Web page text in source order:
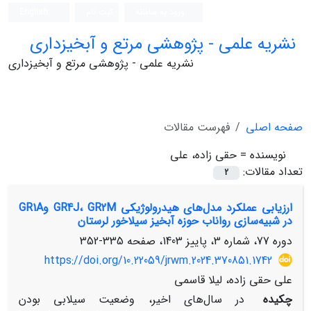
نشریه علمی - پژوهشی مرتع و آبخیزداری
نشریه علمی - پژوهشی مرتع و آبخیزداری
صفحه اصلی
فهرست مقالات
نویسنده = حقی زاده، علی
تعداد مقالات:
2
ارزیابی عملکرد مدل‌های هیدرولوژیکی GR4J، GR2M وGR1A
در شبیه‌سازی رواناب حوزه آبخیز سیلاخور لرستان
دوره 77، شماره 3، پاییز 1403، صفحه
335-352
https://doi.org/10.22059/jrwm.2024.370851.1742
علی حقی زاده، لیلا قاسمی
چکیده
در سال‌های اخیر، وضعیت سیلابی بودن